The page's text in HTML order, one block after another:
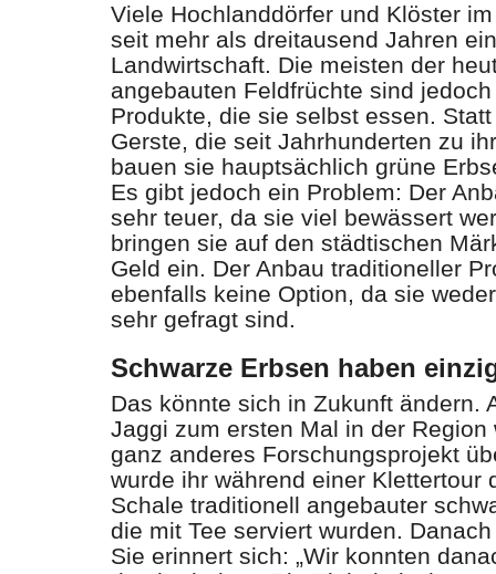
Viele Hochlanddörfer und Klöster
seit mehr als dreitausend Jahren
Landwirtschaft. Die meisten der
angebauten Feldfrüchte sind
Produkte, die sie selbst essen.
Gerste, die seit Jahrhunderten zu
bauen sie hauptsächlich grüne
Es gibt jedoch ein Problem: Der
sehr teuer, da sie viel bewässert
bringen sie auf den städtischen
Geld ein. Der Anbau traditioneller
ebenfalls keine Option, da sie
sehr gefragt sind.
Schwarze Erbsen haben
Das könnte sich in Zukunft ändern.
Jaggi zum ersten Mal in der
ganz anderes Forschungsprojekt
wurde ihr während einer Klettertour
Schale traditionell angebauter
die mit Tee serviert wurden.
Sie erinnert sich: „Wir konnten